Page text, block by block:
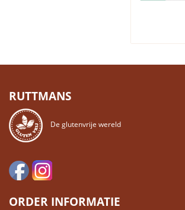
RUTTMANS
De glutenvrije wereld
ORDER INFORMATIE